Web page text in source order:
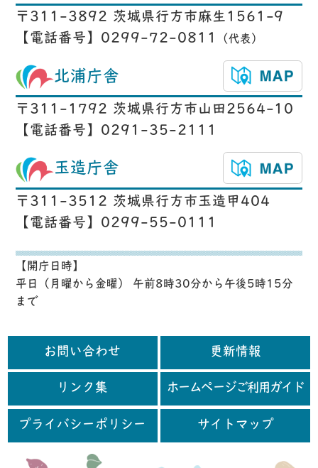
〒311-3892 茨城県行方市麻生1561-9
【電話番号】0299-72-0811
（代表）
北浦庁舎
〒311-1792 茨城県行方市山田2564-10
【電話番号】0291-35-2111
玉造庁舎
〒311-3512 茨城県行方市玉造甲404
【電話番号】0299-55-0111
【開庁日時】
平日（月曜から金曜） 午前8時30分から午後5時15分
まで
お問い合わせ 更新情報
リンク集 ホームページご利用ガイド
プライバシーポリシー サイトマップ